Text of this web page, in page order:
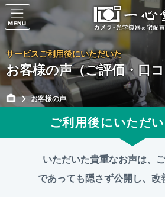
サービスご利用後にいただいた
お客様の声（ご評価・口
お客様の声
ご利用後にいただ
いただいた貴重なお声は、
であっても 隠さず公開し、改